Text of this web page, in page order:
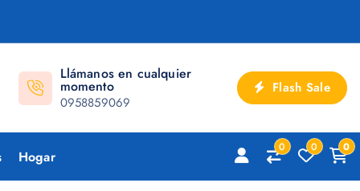
Llámanos en cualquier
momento
0958859069
Flash Sale
Hogar
0 0 0